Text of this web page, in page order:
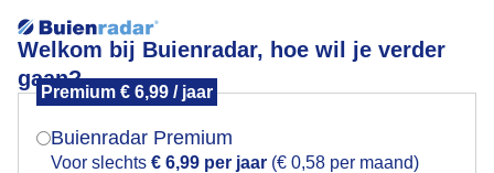
Welkom bij Buienradar, hoe wil je verder
gaan?
Premium € 6,99 / jaar
Buienradar Premium
Voor slechts € 6,99 per jaar (€ 0,58 per maand)
Dreigende buienwolken.
Mogen we je locatie gebruiken voor het